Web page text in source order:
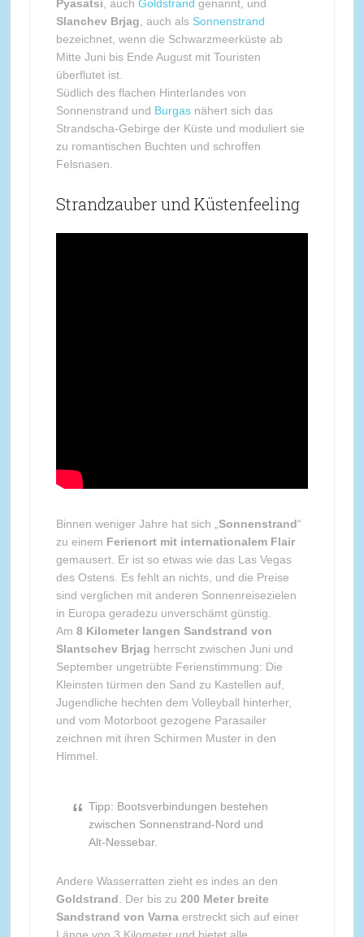
Pyasatsi , auch Goldstrand genannt, und
Slanchev Brjag , auch als Sonnenstrand
bezeichnet, wenn die Schwarzmeerküste ab
Mitte Juni bis Ende August mit Touristen
überflutet ist.
Südlich des flachen Hinterlandes von
Sonnenstrand und Burgasnähert sich das
Strandscha-Gebirge der Küste und moduliert sie
zu romantischen Buchten und schroffen
Felsnasen.
Strandzauber und Küstenfeeling
Binnen weniger Jahre hat sich „ Sonnenstrand“
zu einem Ferienort mit internationalem Flair
gemausert. Er ist so etwas wie das Las Vegas
des Ostens. Es fehlt an nichts, und die Preise
sind verglichen mit anderen Sonnenreisezielen
in Europa geradezu unverschämt günstig.
Am 8 Kilometer langen Sandstrand von
Slantschev Brjag herrscht zwischen Juni und
September ungetrübte Ferienstimmung: Die
Kleinsten türmen den Sand zu Kastellen auf,
Jugendliche hechten dem Volleyball hinterher,
und vom Motorboot gezogene Parasailer
zeichnen mit ihren Schirmen Muster in den
Himmel.
Tipp: Bootsverbindungen bestehen
zwischen Sonnenstrand-Nord und
Alt-Nessebar.
Andere Wasserratten zieht es indes an den
Goldstrand . Der bis zu 200 Meter breite
Sandstrand von Varnaerstreckt sich auf einer